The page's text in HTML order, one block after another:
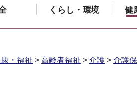
くらし・環境 健
・福祉 > 高齢者福祉 > 介護 > 介護